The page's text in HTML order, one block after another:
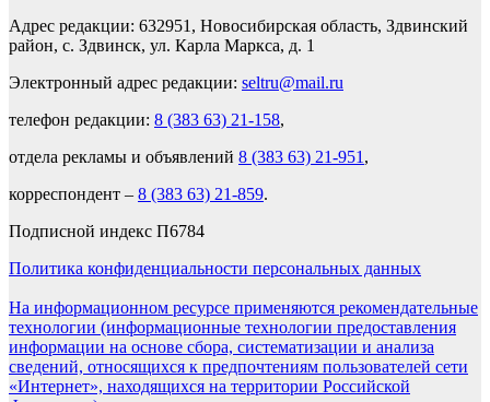
Адрес редакции: 632951, Новосибирская область, Здвинский
район, с. Здвинск, ул. Карла Маркса, д. 1
Электронный адрес редакции: seltru@mail.ru
телефон редакции: 8 (383 63) 21-158,
отдела рекламы и объявлений 8 (383 63) 21-951 ,
корреспондент – 8 (383 63) 21-859.
Подписной индекс П6784
Политика конфиденциальности персональных данных
На информационном ресурсе применяются рекомендательные
технологии (информационные технологии предоставления
информации на основе сбора, систематизации и анализа
сведений, относящихся к предпочтениям пользователей сети
«Интернет», находящихся на территории Российской